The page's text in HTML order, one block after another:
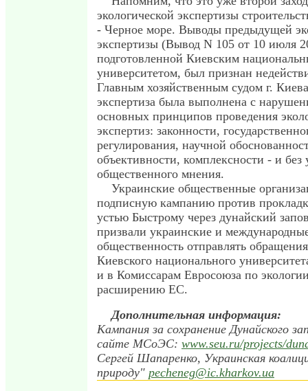
экологической экспертизы
- Черное море. Выводы предыдущей
экспертизы (Вывод N 105 от 10 июля
подготовленной Киевским
университетом, был признан
Главным хозяйственным судом г.
экспертиза была выполнена с
основных принципов проведения
экспертиз: законности,
регулирования, научной
объективности, комплексности - и без
общественного мнения.
Украинские общественные
подписную кампанию против
устью Быстрому через дунайский
призвали украинские и
общественность отправлять
Киевского национального
и в Комиссарам Евросоюза по
расширению ЕС.
Дополнительная информация:
Кампания за сохранение Дунайского
сайте МСоЭС: www.seu.ru/projects/
Сергей Шапаренко, Украинская
природу" pecheneg@ic.kharkov.ua